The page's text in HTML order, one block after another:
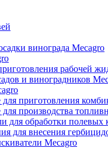
винограда Mecagro
рабочей
и виноградников
приготовления
производства
для обработки полевых
для внесения
Mecagro